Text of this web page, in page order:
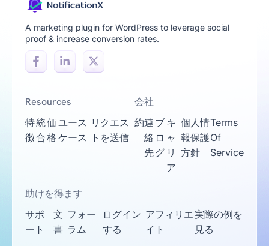
A marketing plugin for WordPress to leverage social
proof & increase conversion rates.
Resources
特
徴
統
合
価
格
ユース
ケース
リクエス
トを送信
会社
約連
絡
先
ブ
ロ
グ
キ
ャ
リ
ア
個人情
報保護
方針
Terms
Of
Service
助けを得ます
サポ
ート
文
書
フォー
ラム
ログイン
する
アフィリエ
イト
実際の例を
見る